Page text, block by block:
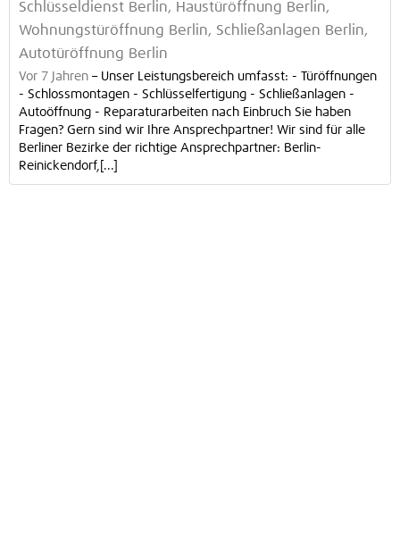
Schlüsseldienst Berlin, Haustüröffnung Berlin,
Wohnungstüröffnung Berlin, Schließanlagen Berlin,
Autotüröffnung Berlin
Vor 7 Jahren – Unser Leistungsbereich umfasst: - Türöffnungen
- Schlossmontagen - Schlüsselfertigung - Schließanlagen -
Autoöffnung - Reparaturarbeiten nach Einbruch Sie haben
Fragen? Gern sind wir Ihre Ansprechpartner! Wir sind für alle
Berliner Bezirke der richtige Ansprechpartner: Berlin-
Reinickendorf,[...]